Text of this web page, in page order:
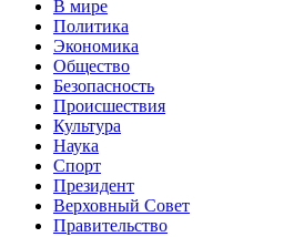
В мире
Политика
Экономика
Общество
Безопасность
Происшествия
Культура
Наука
Спорт
Президент
Верховный Совет
Правительство